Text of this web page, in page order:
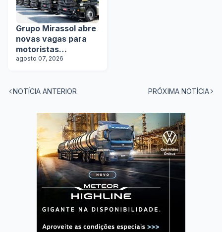
Grupo Mirassol abre
novas vagas para
motoristas
categoria D e E
agosto 07, 2026
NOTÍCIA ANTERIOR PRÓXIMA NOTÍCIA